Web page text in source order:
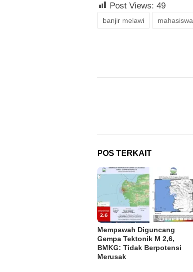
Post Views: 49
banjir melawi mahasiswa
POS TERKAIT
Mempawah Diguncang
Gempa Tektonik M 2,6,
BMKG: Tidak Berpotensi
Merusak